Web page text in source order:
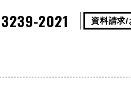
2021 資料請求/